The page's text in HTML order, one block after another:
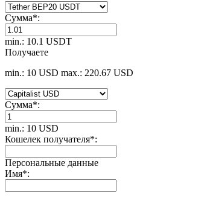
Сумма*:
min.: 10.1 USDT
Получаете
min.: 10 USD max.: 220.67 USD
Сумма*:
min.: 10 USD
Кошелек получателя*:
Персональные данные
Имя*: